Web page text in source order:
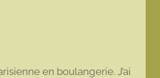
en boulangerie. J’ai